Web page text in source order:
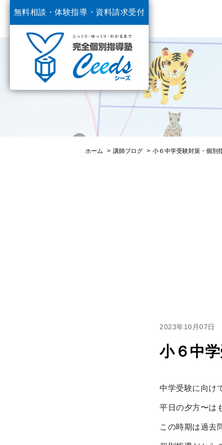
無料相談・体験指導・ 資料請求受付
中
ホーム 講師ブログ 小６中学受験対策・個
2023年10月07日
小６中
中学受験に向け
平日の夕方〜は
この時期は過去